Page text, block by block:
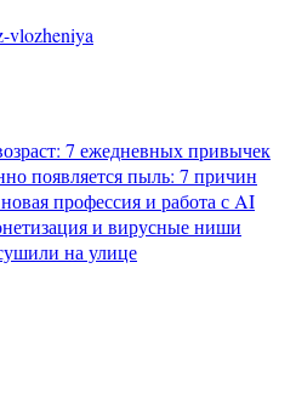
7 ежедневных привычек
появляется пыль: 7 причин
профессия и работа с AI
и вирусные ниши
на улице